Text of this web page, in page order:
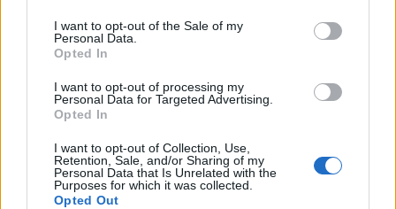
I want to opt-out of the Sale of my
Personal Data.
Opted In
I want to opt-out of processing my
Personal Data for Targeted Advertising.
Opted In
I want to opt-out of Collection, Use,
Retention, Sale, and/or Sharing of my
Personal Data that Is Unrelated with the
Purposes for which it was collected.
Opted Out
-350 νέες βιομηχανικές συνδέσεις
Όπως τονίζεται, τα αιτήματα που δέχεται η
ΔΕΠΑ από μεμονωμένους Δήμους, πόλεις κ.λπ.
που ζητούν να αποκτήσουν πρόσβαση στο
φυσικό αέριο είναι πραγματικά εντυπωσιακό,
αλλά προφανώς η επιχείρηση δεν μπορεί να